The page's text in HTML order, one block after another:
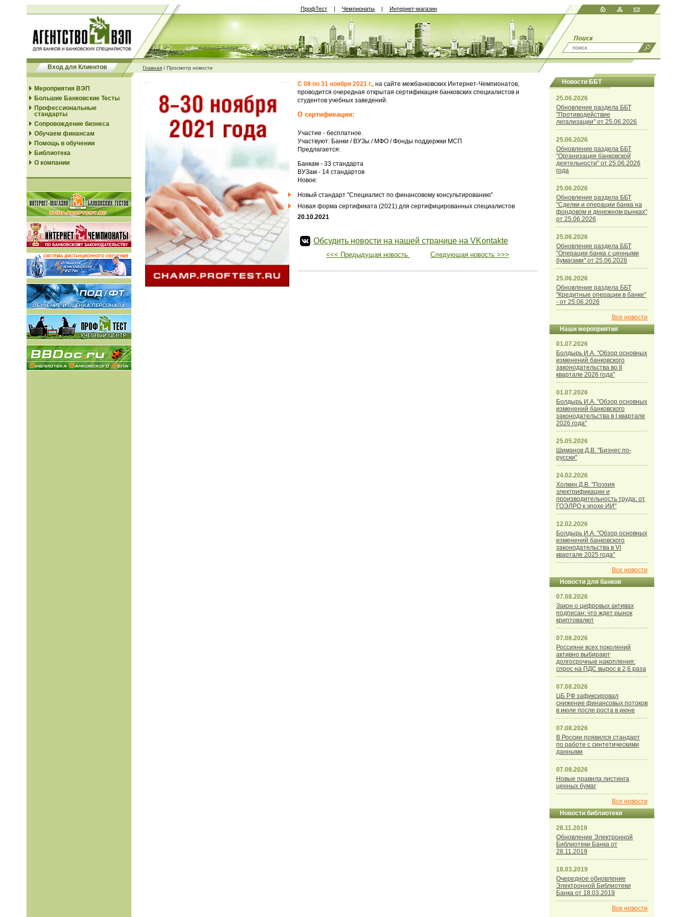
ПрофТест | Чемпионаты | Интернет-магазин
Вход для Клиентов Главная / Просмотр новости
Мероприятия ВЭП
Большие Банковские Тесты
Профессиональные
стандарты
Сопровождение бизнеса
Обучаем финансам
Помощь в обучении
Библиотека
О компании
С 08 по 31 ноября 2021 г., на сайте межбанковских Интернет-Чемпионатов,
проводится очередная открытая сертификация банковских специалистов и
студентов учебных заведений.
О сертификации:
Участие - бесплатное.
Участвуют: Банки / ВУЗы / МФО / Фонды поддержки МСП
Предлагается:
Банкам - 33 стандарта
ВУЗам - 14 стандартов
Новое:
Новый стандарт "Специалист по финансовому консультированию"
Новая форма сертификата (2021) для сертифицированных специалистов
20.10.2021
Обсудить новости на нашей странице на VKontakte
<<< Предыдущая новость Следующая новость >>>
Новости ББТ
25.06.2026
Обновление раздела ББТ
"Противодействие
легализации" от 25.06.2026
25.06.2026
Обновление раздела ББТ
"Организация банковской
деятельности" от 25.06.2026
года
25.06.2026
Обновление раздела ББТ
"Сделки и операции банка на
фондовом и денежном рынках"
от 25.06.2026
25.06.2026
Обновление раздела ББТ
"Операции банка с ценными
бумагами" от 25.06.2026
25.06.2026
Обновление раздела ББТ
"Кредитные операции в банке"
- от 25.06.2026
Все новости
Наши мероприятия
01.07.2026
Болдырь И.А. "Обзор основных
изменений банковского
законодательства во II
квартале 2026 года"
01.07.2026
Болдырь И.А. "Обзор основных
изменений банковского
законодательства в I квартале
2026 года"
25.05.2026
Шиманов Д.В. "Бизнес по-
русски"
24.02.2026
Холкин Д.В. "Поэзия
электрификации и
производительность труда: от
ГОЭЛРО к эпохе ИИ"
12.02.2026
Болдырь И.А. "Обзор основных
изменений банковского
законодательства в VI
квартале 2025 года"
Все новости
Новости для банков
07.08.2026
Закон о цифровых активах
подписан: что ждет рынок
криптовалют
07.08.2026
Россияне всех поколений
активно выбирают
долгосрочные накопления:
спрос на ПДС вырос в 2,6 раза
07.08.2026
ЦБ РФ зафиксировал
снижение финансовых потоков
в июле после роста в июне
07.08.2026
В России появился стандарт
по работе с синтетическими
данными
07.08.2026
Новые правила листинга
ценных бумаг
Все новости
Новости библиотеки
28.11.2019
Обновление Электронной
Библиотеки Банка от
28.11.2019
18.03.2019
Очередное обновление
Электронной Библиотеки
Банка от 18.03.2019
Все новости